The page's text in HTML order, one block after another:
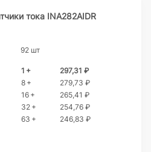
тока INA282AIDR
92 шт
1 +
297,31 ₽
8 +
279,73 ₽
16 +
265,41 ₽
32 +
254,76 ₽
63 +
246,83 ₽